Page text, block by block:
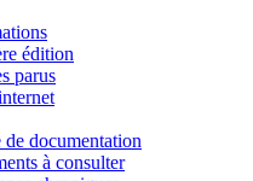
édition
parus
de documentation
à consulter